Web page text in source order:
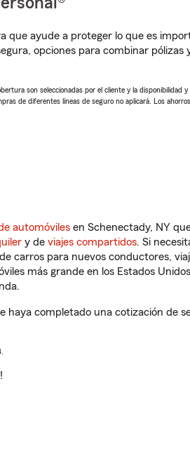
ayude a proteger lo que es
opciones para combinar pólizas
son seleccionadas por el cliente y la disponibilidad y
de diferentes líneas de seguro no aplicará. Los
automóviles en Schenectady, NY
y de viajes compartidos. Si
carros para nuevos conductores,
más grande en los Estados Unidos
completado una cotización de